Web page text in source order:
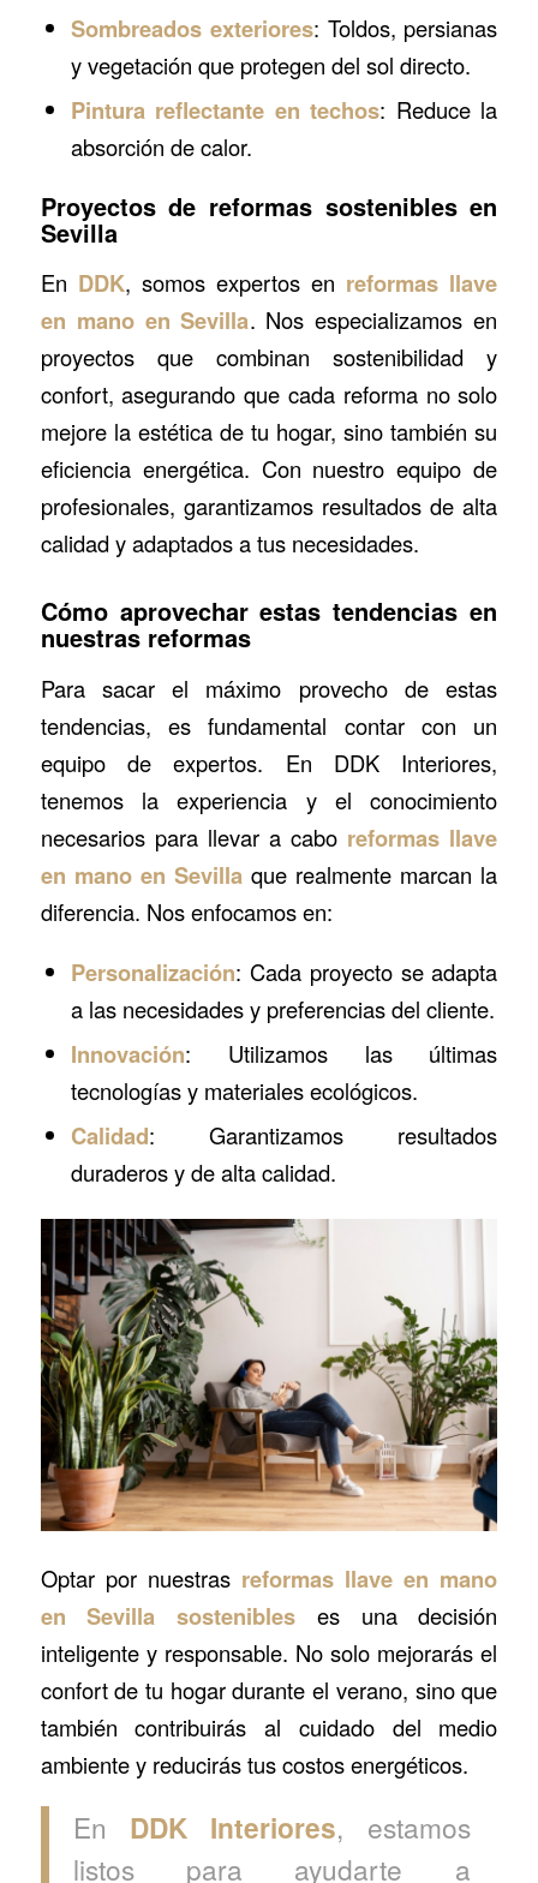
Sombreados exteriores: Toldos, persianas
y vegetación que protegen del sol directo.
Pintura reflectante en techos: Reduce la
absorción de calor.
Proyectos de reformas sostenibles en
Sevilla
En DDK, somos expertos en reformas llave
en mano en Sevilla. Nos especializamos en
proyectos que combinan sostenibilidad y
confort, asegurando que cada reforma no solo
mejore la estética de tu hogar, sino también su
eficiencia energética. Con nuestro equipo de
profesionales, garantizamos resultados de alta
calidad y adaptados a tus necesidades.
Cómo aprovechar estas tendencias en
nuestras reformas
Para sacar el máximo provecho de estas
tendencias, es fundamental contar con un
equipo de expertos. En DDK Interiores,
tenemos la experiencia y el conocimiento
necesarios para llevar a cabo reformas llave
en mano en Sevilla que realmente marcan la
diferencia. Nos enfocamos en:
Personalización: Cada proyecto se adapta
a las necesidades y preferencias del cliente.
Innovación: Utilizamos las últimas
tecnologías y materiales ecológicos.
Calidad: Garantizamos resultados
duraderos y de alta calidad.
Optar por nuestras reformas llave en mano
en Sevilla
sostenibles es una decisión
inteligente y responsable. No solo mejorarás el
confort de tu hogar durante el verano, sino que
también contribuirás al cuidado del medio
ambiente y reducirás tus costos energéticos.
En DDK Interiores, estamos
listos para ayudarte a